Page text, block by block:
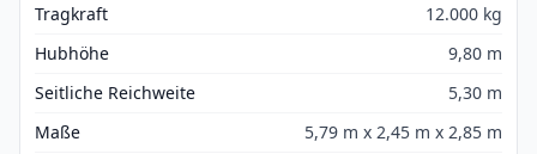
Tragkraft
12.000 kg
Hubhöhe
9,80 m
Seitliche Reichweite
5,30 m
Maße
5,79 m x 2,45 m x 2,85 m